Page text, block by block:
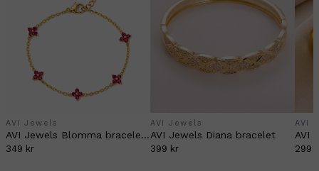
AVI Jewels
AVI Jewels Blomma bracelet gold/fuchsia
349 kr
AVI Jewels
AVI Jewels Diana bracelet
399 kr
AVI
AVI
299